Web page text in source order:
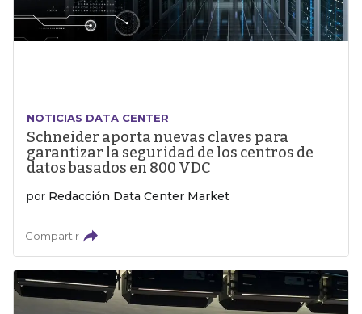
NOTICIAS DATA CENTER
Schneider aporta nuevas claves para
garantizar la seguridad de los centros de
datos basados en 800 VDC
por Redacción Data Center Market
Compartir